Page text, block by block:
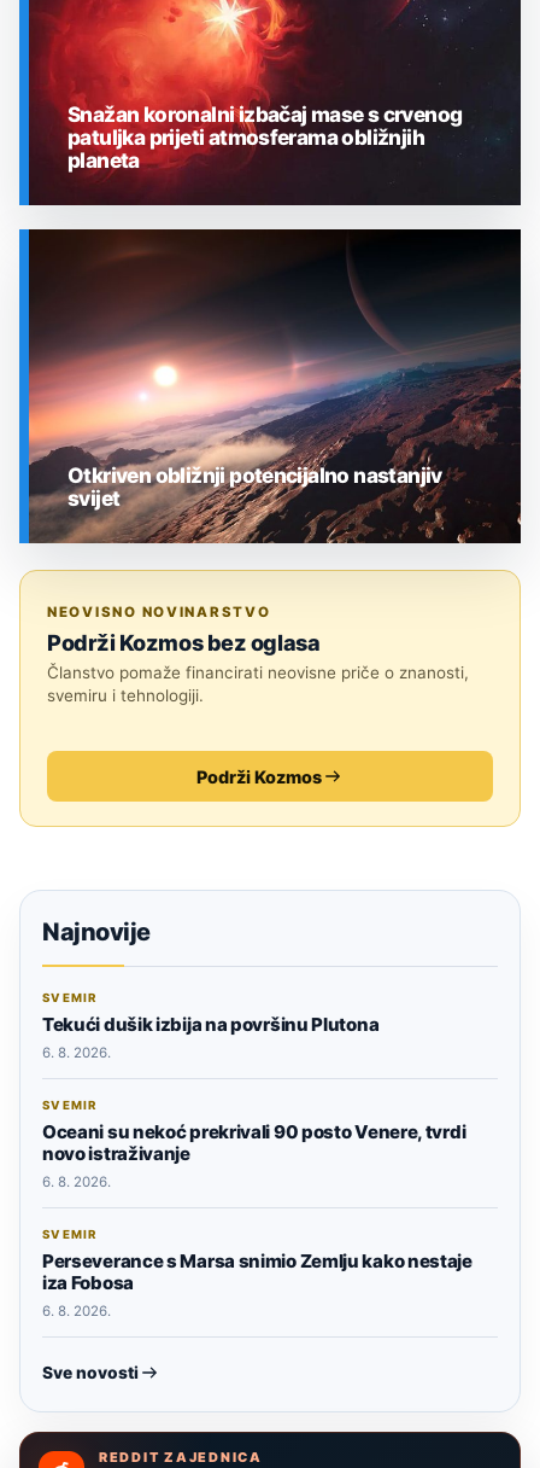
SVEMIR
Snažan koronalni izbačaj mase s crvenog
patuljka prijeti atmosferama obližnjih
planeta
Otkriven obližnji potencijalno nastanjiv
svijet
NEOVISNO NOVINARSTVO
Podrži Kozmos bez oglasa
Članstvo pomaže financirati neovisne priče o znanosti,
svemiru i tehnologiji.
Podrži Kozmos
Najnovije
SVEMIR
Tekući dušik izbija na površinu Plutona
6. 8. 2026.
SVEMIR
Oceani su nekoć prekrivali 90 posto Venere, tvrdi
novo istraživanje
6. 8. 2026.
SVEMIR
Perseverance s Marsa snimio Zemlju kako nestaje
iza Fobosa
6. 8. 2026.
Sve novosti
REDDIT ZAJEDNICA